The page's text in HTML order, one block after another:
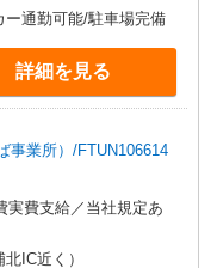
時間の場合）、交通費
／当社規定あり。通勤
円／月※規定あり
通勤可能/駐車場完備
詳細を見る
業所）/FTUN106614
費支給／当社規定あ
IC近く）